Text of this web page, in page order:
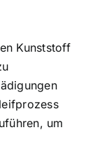
Kunststoff
um